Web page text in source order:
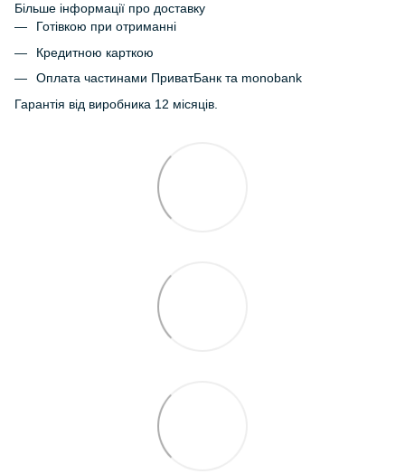
Більше інформації про доставку
Готівкою при отриманні
Кредитною карткою
Оплата частинами ПриватБанк та monobank
Гарантія від виробника 12 місяців.